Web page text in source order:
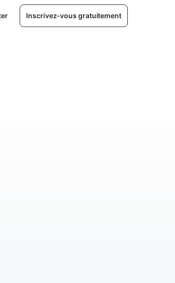
Inscrivez-vous gratuitement